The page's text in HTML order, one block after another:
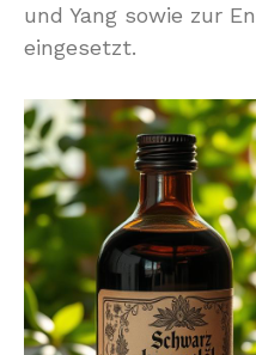
und Yang sowie zur
eingesetzt.